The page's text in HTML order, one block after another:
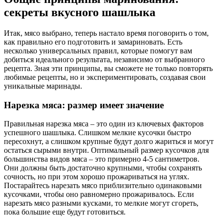
секреты вкусного шашлыка
Итак, мясо выбрано, теперь настало время поговорить о том,
как правильно его подготовить и замариновать. Есть
несколько универсальных правил, которые помогут вам
добиться идеального результата, независимо от выбранного
рецепта. Зная эти принципы, вы сможете не только повторять
любимые рецепты, но и экспериментировать, создавая свои
уникальные маринады.
Нарезка мяса: размер имеет значение
Правильная нарезка мяса – это один из ключевых факторов
успешного шашлыка. Слишком мелкие кусочки быстро
пересохнут, а слишком крупные будут долго жариться и могут
остаться сырыми внутри. Оптимальный размер кусочков для
большинства видов мяса – это примерно 4-5 сантиметров.
Они должны быть достаточно крупными, чтобы сохранять
сочность, но при этом хорошо прожариваться на углях.
Постарайтесь нарезать мясо приблизительно одинаковыми
кусочками, чтобы оно равномерно прожаривалось. Если
нарезать мясо разными кусками, то мелкие могут сгореть,
пока большие еще будут готовиться.